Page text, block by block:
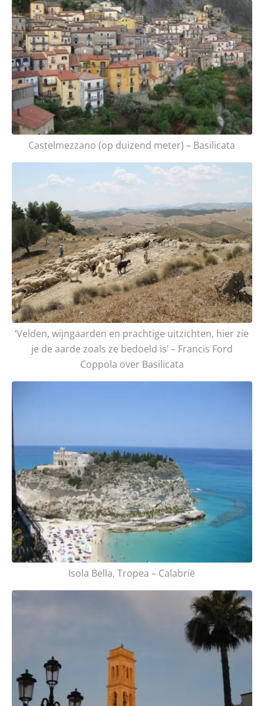
Castelmezzano (op duizend meter) – Basilicata
‘Velden, wijngaarden en prachtige uitzichten, hier zie
je de aarde zoals ze bedoeld is’ – Francis Ford
Coppola over Basilicata
Isola Bella, Tropea – Calabrië